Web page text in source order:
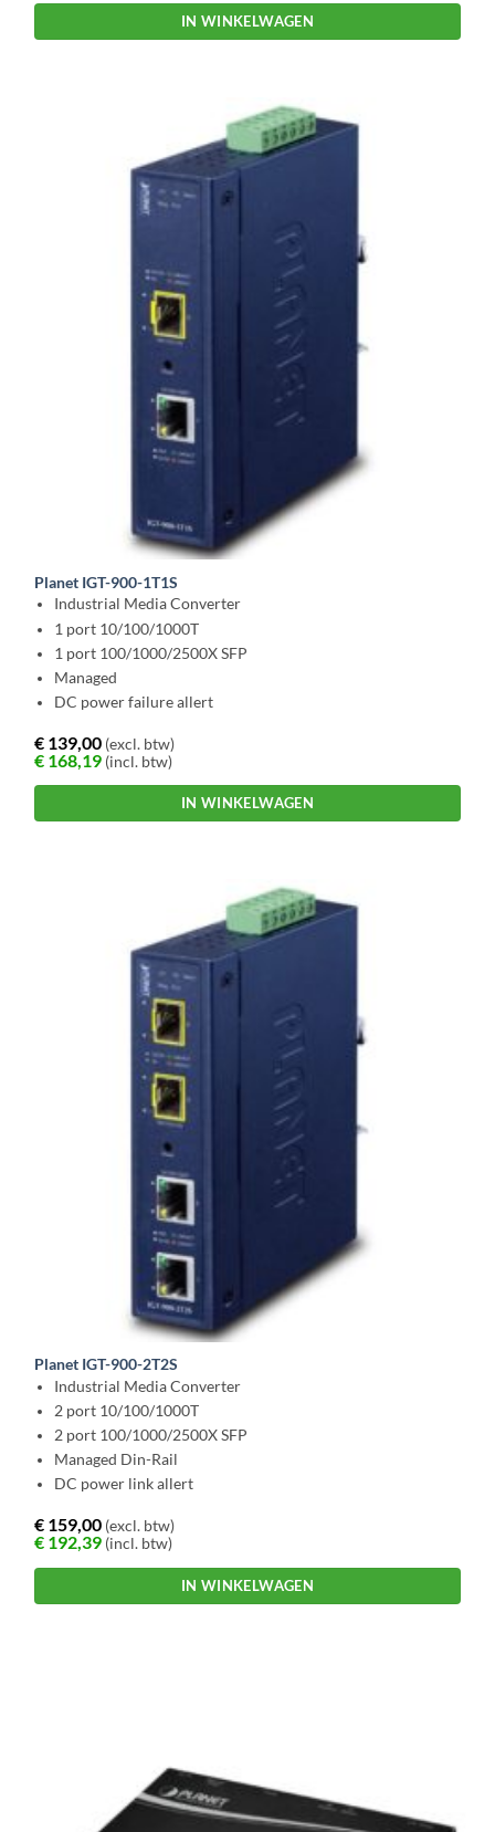
IN WINKELWAGEN
Planet IGT-900-1T1S
Industrial Media Converter
1 port 10/100/1000T
1 port 100/1000/2500X SFP
Managed
DC power failure allert
€ 139,00 (excl. btw)
€ 168,19 (incl. btw)
IN WINKELWAGEN
Planet IGT-900-2T2S
Industrial Media Converter
2 port 10/100/1000T
2 port 100/1000/2500X SFP
Managed Din-Rail
DC power link allert
€ 159,00 (excl. btw)
€ 192,39 (incl. btw)
IN WINKELWAGEN